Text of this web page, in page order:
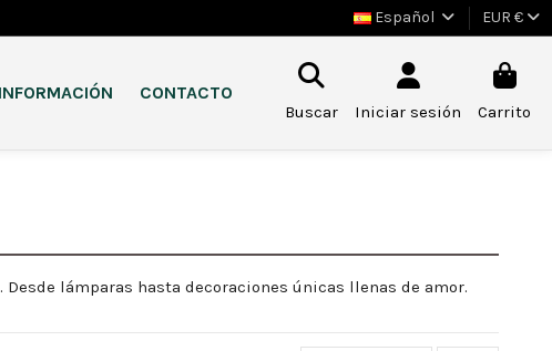
Español EUR €
INFORMACIÓN CONTACTO
Buscar Iniciar sesión Carrito
lámparas hasta decoraciones únicas llenas de amor.